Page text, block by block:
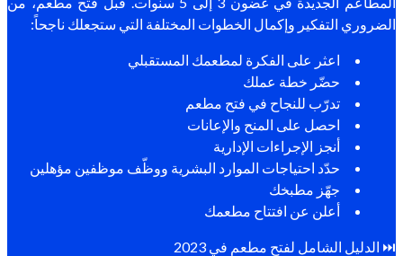
الضروري التفكير وإكمال الخطوات المختلفة التي ستجعلك ناجحاً:
اعثر على الفكرة لمطعمك المستقبلي
حضّر خطة عملك
تدرّب للنجاح في فتح مطعم
احصل على المنح والإعانات
أنجز الإجراءات الإدارية
حدّد احتياجات الموارد البشرية ووظّف موظفين مؤهلين
جهّز مطبخك
أعلن عن افتتاح مطعمك
⏭️ الدليل الشامل لفتح مطعم في 2023